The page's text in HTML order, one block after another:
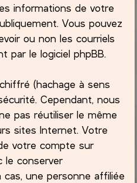
informations de votre
Vous pouvez
ou non les courriels
par le logiciel phpBB.
(hachage à sens
Cependant, nous
pas réutiliser le même
sites Internet. Votre
votre compte sur
le conserver
une personne affiliée